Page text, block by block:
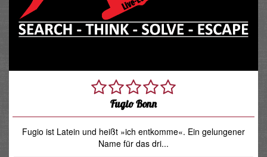
Fugio Bonn
Fugio ist Latein und heißt »ich entkomme«. Ein gelungener
Name für das dri...